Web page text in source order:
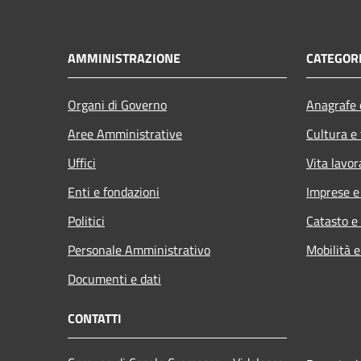
AMMINISTRAZIONE
Organi di Governo
Aree Amministrative
Uffici
Enti e fondazioni
Politici
Personale Amministrativo
Documenti e dati
Cultura
Vita
Imprese
Catasto
Mobilità
CONTATTI